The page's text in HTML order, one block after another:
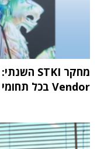
Vendor בכל תחומי שוק ה-IT